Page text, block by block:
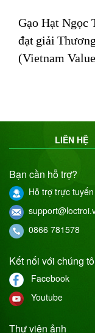
Gạo Hạt Ngọc
đạt giải
(Vietnam Value
LIÊN HỆ
Bạn cần hỗ trợ?
Hỗ trợ trực tuyến
0866 781578
Kết nối với chúng
Facebook
Youtube
Thư viện ảnh